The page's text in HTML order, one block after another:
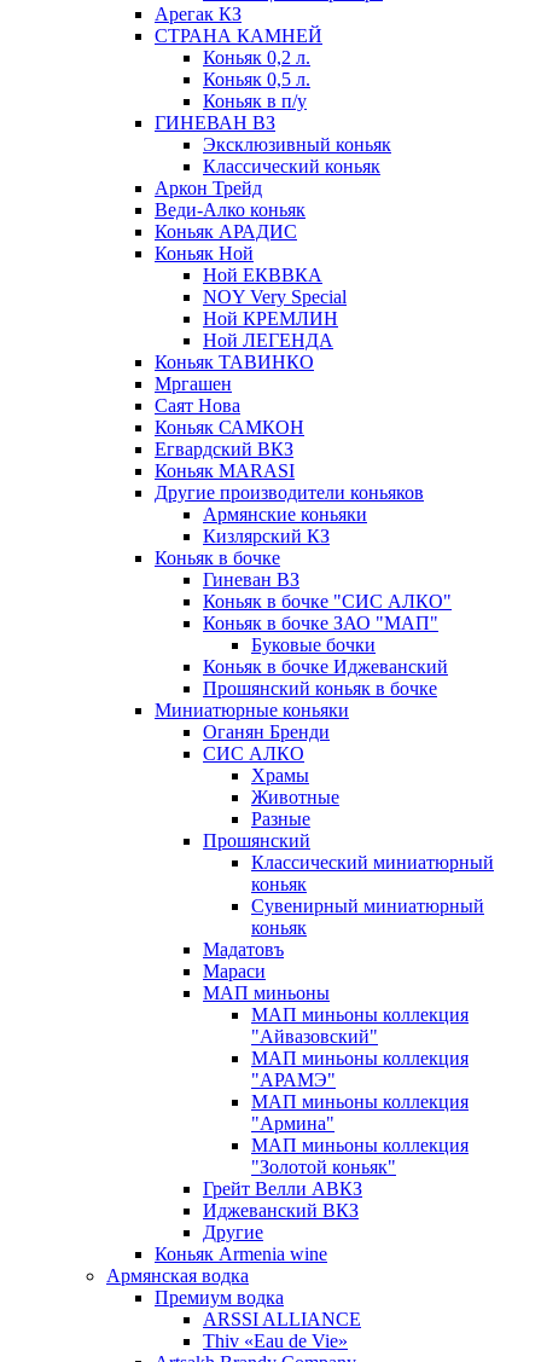
Арегак КЗ
СТРАНА КАМНЕЙ
Коньяк 0,2 л.
Коньяк 0,5 л.
Коньяк в п/у
ГИНЕВАН ВЗ
Эксклюзивный коньяк
Классический коньяк
Аркон Трейд
Веди-Алко коньяк
Коньяк АРАДИС
Коньяк Ной
Ной ЕКВВКА
NOY Very Special
Ной КРЕМЛИН
Ной ЛЕГЕНДА
Коньяк ТАВИНКО
Мргашен
Саят Нова
Коньяк САМКОН
Егвардский ВКЗ
Коньяк MARASI
Другие производители коньяков
Армянские коньяки
Кизлярский КЗ
Коньяк в бочке
Гиневан ВЗ
Коньяк в бочке "СИС АЛКО"
Коньяк в бочке ЗАО "МАП"
Буковые бочки
Коньяк в бочке Иджеванский
Прошянский коньяк в бочке
Миниатюрные коньяки
Оганян Бренди
СИС АЛКО
Храмы
Животные
Разные
Прошянский
Классический миниатюрный
коньяк
Сувенирный миниатюрный
коньяк
Мадатовъ
Мараси
МАП миньоны
МАП миньоны коллекция
"Айвазовский"
МАП миньоны коллекция
"АРАМЭ"
МАП миньоны коллекция
"Армина"
МАП миньоны коллекция
"Золотой коньяк"
Грейт Велли АВКЗ
Иджеванский ВКЗ
Другие
Коньяк Armenia wine
Армянская водка
Премиум водка
ARSSI ALLIANCE
Thiv «Eau de Vie»